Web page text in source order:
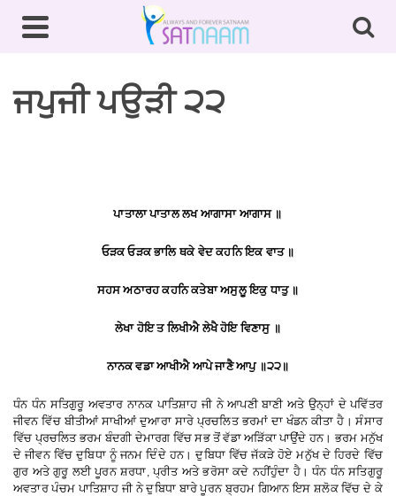
ਜਪੁਜੀ ਪਉੜੀ ੨੨
ਪਾਤਾਲਾ ਪਾਤਾਲ ਲਖ ਆਗਾਸਾ ਆਗਾਸ ॥
ਓੜਕ ਓੜਕ ਭਾਲਿ ਥਕੇ ਵੇਦ ਕਹਨਿ ਇਕ ਵਾਤ ॥
ਸਹਸ ਅਠਾਰਹ ਕਹਨਿ ਕਤੇਬਾ ਅਸੁਲੂ ਇਕੁ ਧਾਤੁ ॥
ਲੇਖਾ ਹੋਇ ਤ ਲਿਖੀਐ ਲੇਖੈ ਹੋਇ ਵਿਣਾਸੁ ॥
ਨਾਨਕ ਵਡਾ ਆਖੀਐ ਆਪੇ ਜਾਣੈ ਆਪੁ ॥੨੨ ॥
ਧੰਨ ਧੰਨ ਸਤਿਗੁਰੂ ਅਵਤਾਰ ਨਾਨਕ ਪਾਤਿਸ਼ਾਹ ਜੀ ਨੇ ਆਪਣੀ ਬਾਣੀ ਅਤੇ ਉਨ੍ਹਾਂ ਦੇ ਪਵਿੱਤਰ
ਜੀਵਨ ਵਿੱਚ ਬੀਤੀਆਂ ਸਾਖੀਆਂ ਦੁਆਰਾ ਸਾਰੇ ਪ੍ਰਚਲਿਤ ਭਰਮਾਂ ਦਾ ਖੰਡਨ ਕੀਤਾ ਹੈ । ਸੰਸਾਰ
ਵਿੱਚ ਪ੍ਰਚਲਿਤ ਭਰਮ ਬੰਦਗੀ ਦੇਮਾਰਗ ਵਿੱਚ ਸਭ ਤੋਂ ਵੱਡਾ ਅੜਿੱਕਾ ਪਾਉਂਦੇ ਹਨ। ਭਰਮ ਮਨੁੱਖ
ਦੇ ਜੀਵਨ ਵਿੱਚ ਦੁਬਿਧਾ ਨੂੰ ਜਨਮ ਦਿੰਦੇ ਹਨ। ਦੁਬਿਧਾ ਵਿੱਚ ਜੱਕੜੇ ਹੋਏ ਮਨੁੱਖ ਦੇ ਹਿਰਦੇ ਵਿੱਚ
ਗੁਰ ਅਤੇ ਗੁਰੂ ਲਈ ਪੂਰਨ ਸ਼ਰਧਾ, ਪ੍ਰੀਤ ਅਤੇ ਭਰੋਸਾ ਕਦੇ ਨਹੀਂਹੁੰਦਾ ਹੈ। ਧੰਨ ਧੰਨ ਸਤਿਗੁਰੂ
ਅਵਤਾਰ ਪੰਚਮ ਪਾਤਿਸ਼ਾਹ ਜੀ ਨੇ ਦੁਬਿਧਾ ਬਾਰੇ ਪੂਰਨ ਬ੍ਰਹਮ ਗਿਆਨ ਇਸ ਸ਼ਲੋਕ ਵਿੱਚ ਦੇ ਕੇ